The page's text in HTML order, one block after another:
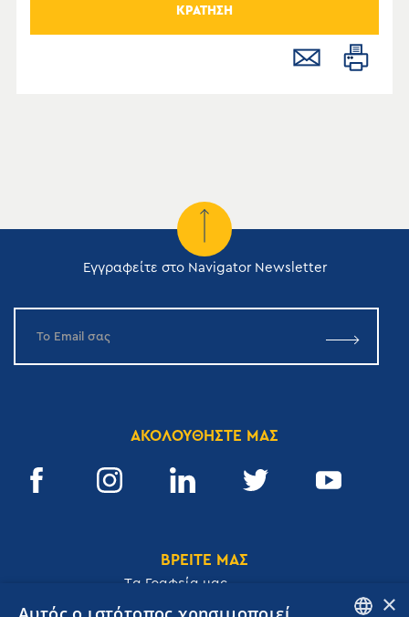
ΚΡΑΤΗΣΗ
Εγγραφείτε στο Navigator Newsletter
ΑΚΟΛΟΥΘΗΣΤΕ ΜΑΣ
ΒΡΕΙΤΕ ΜΑΣ
Tα Γραφεία μας
×